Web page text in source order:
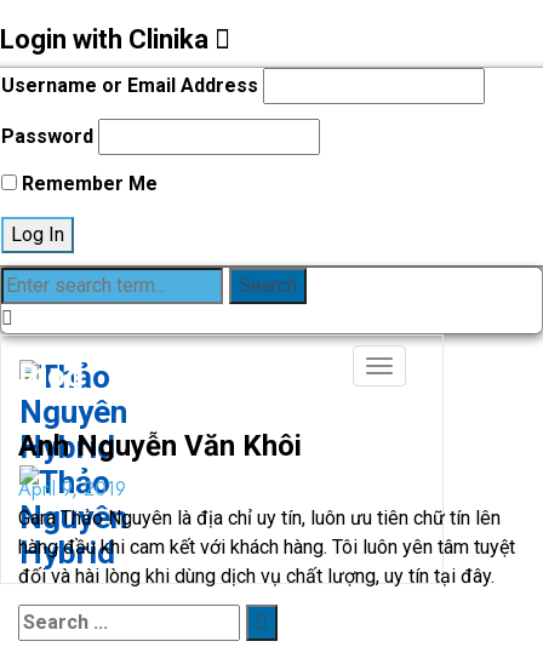
Login with Clinika
Username or Email Address
Password
Remember Me
Blog
Anh Nguyễn Văn Khôi
April 9, 2019
Gara Thảo Nguyên là địa chỉ uy tín, luôn ưu tiên chữ tín lên
hàng đầu khi cam kết với khách hàng. Tôi luôn yên tâm tuyệt
đối và hài lòng khi dùng dịch vụ chất lượng, uy tín tại đây.